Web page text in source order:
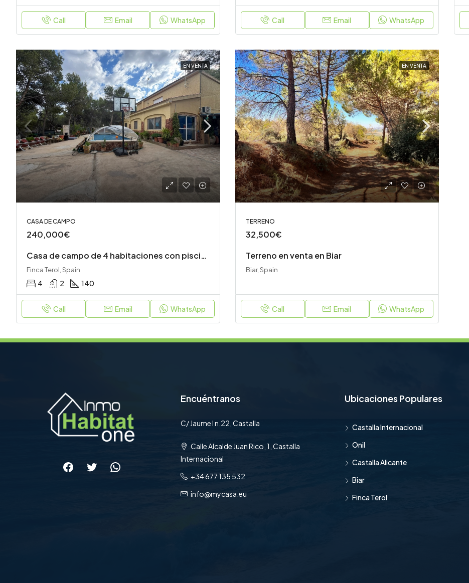
Call Email WhatsApp Call Email WhatsApp
EN VENTA
CASA DE CAMPO
240,000€
Casa de campo de 4 habitaciones con piscina privada
Finca Terol, Spain
4 2 140
Call Email WhatsApp
EN VENTA
TERRENO
32,500€
Terreno en venta en Biar
Biar, Spain
Call Email WhatsApp
Facebook
TwitterWhatsApp
Encuéntranos
C/ Jaume I n.22, Castalla
Calle Alcalde Juan Rico, 1, Castalla
Internacional
+34 677 135 532
info@mycasa.eu
Ubicaciones Populares
Castalla Internacional
Onil
Castalla Alicante
Biar
Finca Terol